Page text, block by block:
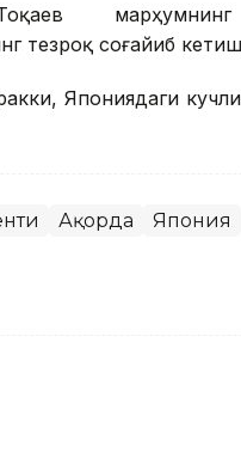
тезроқ соғайиб
Япониядаги
Ақорда Япония